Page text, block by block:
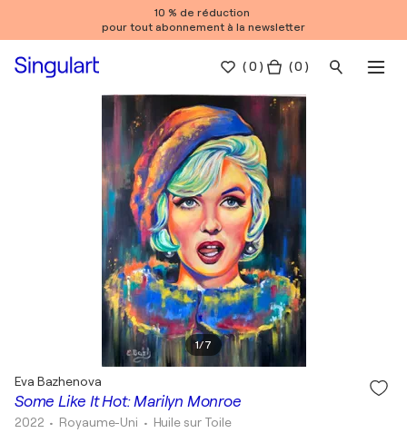
10 % de réduction
pour tout abonnement à la newsletter
(0 ) ( 0 )
1/7
Some Like It Hot: Marilyn Monroe
Eva Bazhenova
2022 • Royaume-Uni • Huile sur Toile